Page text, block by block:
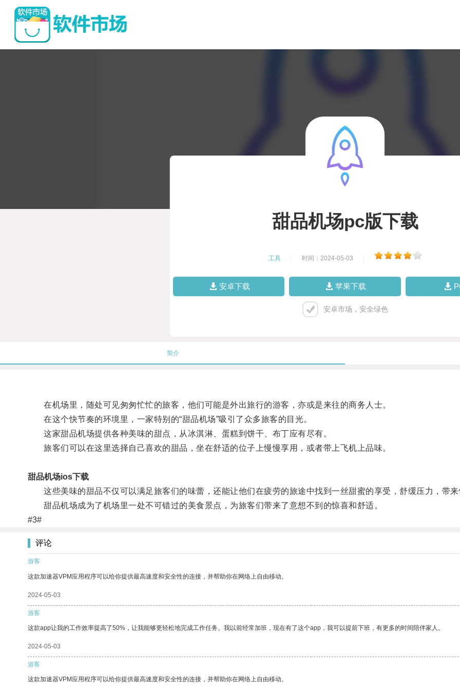
甜品机场pc版下载
工具 时间：2024-05-03
安卓下载 苹果下载
安卓市场，安全绿色
简介
在机场里，随处可见匆匆忙忙的旅客，他们可能是外出旅行的游客，亦或是来往的商务人士。
在这个快节奏的环境里，一家特别的“甜品机场”吸引了众多旅客的目光。
这家甜品机场提供各种美味的甜点，从冰淇淋、蛋糕到饼干、布丁应有尽有。
旅客们可以在这里选择自己喜欢的甜品，坐在舒适的位子上慢慢享用，或者带上飞机上品味。
甜品机场ios下载
这些美味的甜品不仅可以满足旅客们的味蕾，还能让他们在疲劳的旅途中找到一丝甜蜜的享受，舒缓压力，带来
甜品机场成为了机场里一处不可错过的美食景点，为旅客们带来了意想不到的惊喜和舒适。
#3#
评论
游客
这款加速器VPM应用程序可以给你提供最高速度和安全性的连接，并帮助你在网络上自由移动。
2024-05-03
游客
这款app让我的工作效率提高了50%，让我能够更轻松地完成工作任务。我以前经常加班，现在有了这个app，我可以提前下班，有更多的时间陪伴家人。
2024-05-03
游客
这款加速器VPM应用程序可以给你提供最高速度和安全性的连接，并帮助你在网络上自由移动。